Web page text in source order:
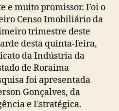
e muito promissor. Foi o
Censo Imobiliário da
trimestre deste
desta quinta-feira,
da Indústria da
de Roraima
foi apresentada
Gonçalves, da
e Estratégica.